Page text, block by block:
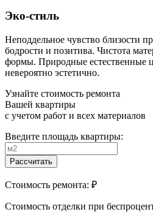
Эко-стиль
Неподдельное чувство близости
бодрости и позитива. Чистота
формы. Природные естественные
невероятно эстетично.
Узнайте стоимость ремонта
Вашей квартиры
с учетом работ и всех материалов
Введите площадь квартиры:
Рассчитать
Стоимость ремонта: ₽
Cтоимость отделки при